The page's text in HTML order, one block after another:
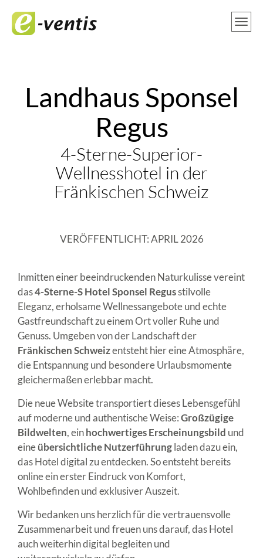
Landhaus Sponsel
Regus
4-Sterne-Superior-
Wellnesshotel in der
Fränkischen Schweiz
VERÖFFENTLICHT: APRIL 2026
Inmitten einer beeindruckenden Naturkulisse vereint
das4-Sterne-S Hotel Sponsel Regusstilvolle
Eleganz, erholsame Wellnessangebote und echte
Gastfreundschaft zu einem Ort voller Ruhe und
Genuss. Umgeben von der Landschaft der
Fränkischen Schweizentsteht hier eine Atmosphäre,
die Entspannung und besondere Urlaubsmomente
gleichermaßen erlebbar macht.
Die neue Website transportiert dieses Lebensgefühl
auf moderne und authentische Weise:Großzügige
Bildwelten, einhochwertiges Erscheinungsbild und
eineübersichtliche Nutzerführungladen dazu ein,
das Hotel digital zu entdecken. So entsteht bereits
online ein erster Eindruck von Komfort,
Wohlbefinden und exklusiver Auszeit.
Wir bedanken uns herzlich für die vertrauensvolle
Zusammenarbeit und freuen uns darauf, das Hotel
auch weiterhin digital begleiten und